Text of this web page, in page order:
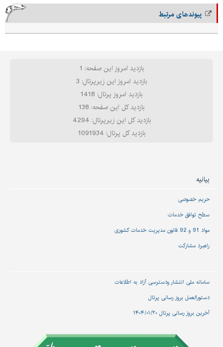
پیوندهای مرتبط
بازدید امروز این صفحه: 1
بازدید امروز این زیرپرتال: 3
بازدید امروز پرتال: 1418
بازدید کل این صفحه: 138
بازدید کل این زیرپرتال: 4294
بازدید کل پرتال: 1091934
بیانیه
حریم خصوصی
سطح توافق خدمات
مواد 91 و 92 قانون مدیریت خدمات کشوری
راهبرد مشارکت
سامانه ملی انتشار و‌دسترسی آزاد به اطلاعات
دستورالعمل بروز رسانی پرتال
آخرین بروز رسانی پرتال ۱۴۰۴/۰۱/۲۰